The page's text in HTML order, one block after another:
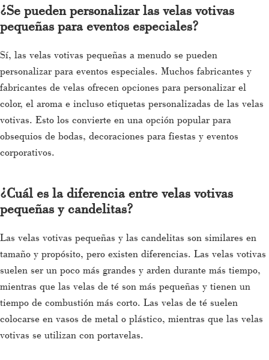
¿Se pueden personalizar las velas votivas
pequeñas para eventos especiales?
Sí, las velas votivas pequeñas a menudo se pueden
personalizar para eventos especiales. Muchos fabricantes y
fabricantes de velas ofrecen opciones para personalizar el
color, el aroma e incluso etiquetas personalizadas de las velas
votivas. Esto los convierte en una opción popular para
obsequios de bodas, decoraciones para fiestas y eventos
corporativos.
¿Cuál es la diferencia entre velas votivas
pequeñas y candelitas?
Las velas votivas pequeñas y las candelitas son similares en
tamaño y propósito, pero existen diferencias. Las velas votivas
suelen ser un poco más grandes y arden durante más tiempo,
mientras que las velas de té son más pequeñas y tienen un
tiempo de combustión más corto. Las velas de té suelen
colocarse en vasos de metal o plástico, mientras que las velas
votivas se utilizan con portavelas.